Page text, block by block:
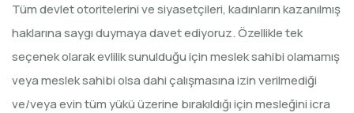
Tüm devlet otoritelerini ve siyasetçileri, kadınların kazanılmış
haklarına saygı duymaya davet ediyoruz. Özellikle tek
seçenek olarak evlilik sunulduğu için meslek sahibi olamamış
veya meslek sahibi olsa dahi çalışmasına izin verilmediği
ve/veya evin tüm yükü üzerine bırakıldığı için mesleğini icra